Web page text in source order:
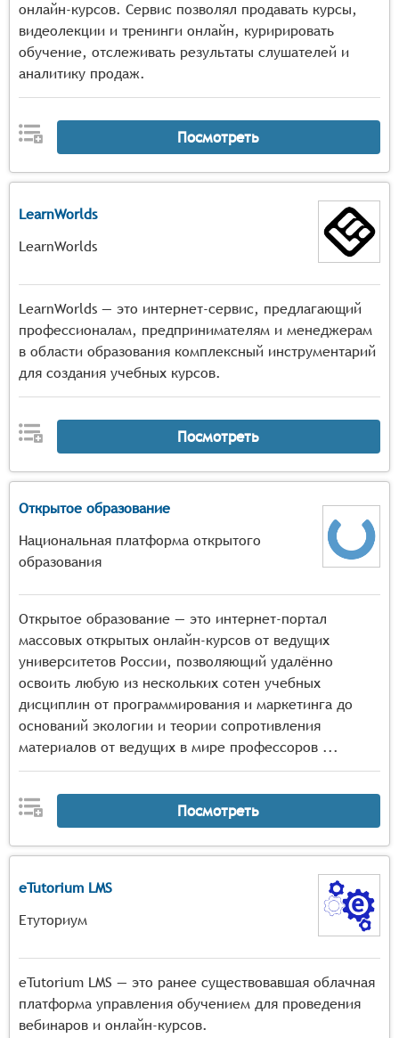
онлайн-курсов. Сервис позволял продавать курсы,
видеолекции и тренинги онлайн, куририровать
обучение, отслеживать результаты слушателей и
аналитику продаж.
Посмотреть
LearnWorlds
LearnWorlds
LearnWorlds — это интернет-сервис, предлагающий
профессионалам, предпринимателям и менеджерам
в области образования комплексный инструментарий
для создания учебных курсов.
Посмотреть
Открытое образование
Национальная платформа открытого
образования
Открытое образование — это интернет-портал
массовых открытых онлайн-курсов от ведущих
университетов России, позволяющий удалённо
освоить любую из нескольких сотен учебных
дисциплин от программирования и маркетинга до
оснований экологии и теории сопротивления
материалов от ведущих в мире профессоров ...
Посмотреть
eTutorium LMS
Етуториум
eTutorium LMS — это ранее существовавшая облачная
платформа управления обучением для проведения
вебинаров и онлайн-курсов.